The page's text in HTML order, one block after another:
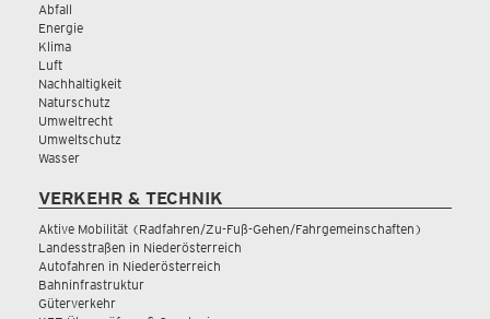
Abfall
Energie
Klima
Luft
Nachhaltigkeit
Naturschutz
Umweltrecht
Umweltschutz
Wasser
VERKEHR & TECHNIK
Aktive Mobilität (Radfahren/Zu-Fuß-Gehen/Fahrgemeinschaften)
Landesstraßen in Niederösterreich
Autofahren in Niederösterreich
Bahninfrastruktur
Güterverkehr